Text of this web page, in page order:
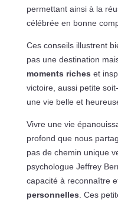
permettant ainsi à la
célébrée en bonne
Ces conseils illustrent
pas une destination
moments riches et
victoire, aussi petite
une vie belle et
Vivre une vie
profond que nous
pas de chemin unique
psychologue Jeffrey
capacité à reconnaître
personnelles . Ces